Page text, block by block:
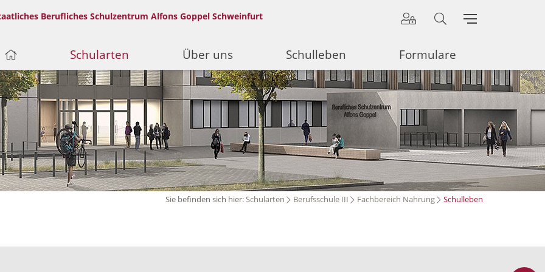
Sie befinden sich hier:Schularten Berufsschule III Fachbereich Nahrung Schulleben
Berufliches Schulzentrum Alfons Goppel Schweinfurt
Schularten Über uns Schulleben Formulare